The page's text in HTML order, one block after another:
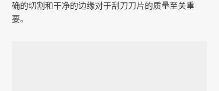
确的切割和干净的边缘对于刮刀刀片的质量至关重
要。